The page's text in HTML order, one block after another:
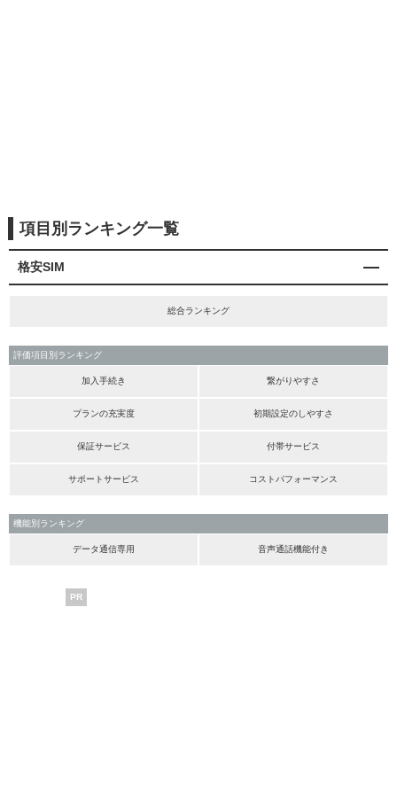
項目別ランキング一覧
格安SIM
総合ランキング
評価項目別ランキング
加入手続き 繋がりやすさ
プランの充実度 初期設定のしやすさ
保証サービス 付帯サービス
サポートサービス コストパフォーマンス
機能別ランキング
データ通信専用 音声通話機能付き
PR